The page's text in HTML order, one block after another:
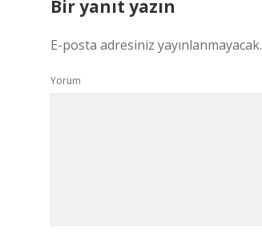
Bir yanıt yazın
E-posta adresiniz yayınlanmayacak.
Yorum